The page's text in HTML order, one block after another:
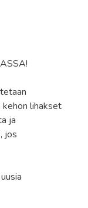
kehon lihakset
ja
jos